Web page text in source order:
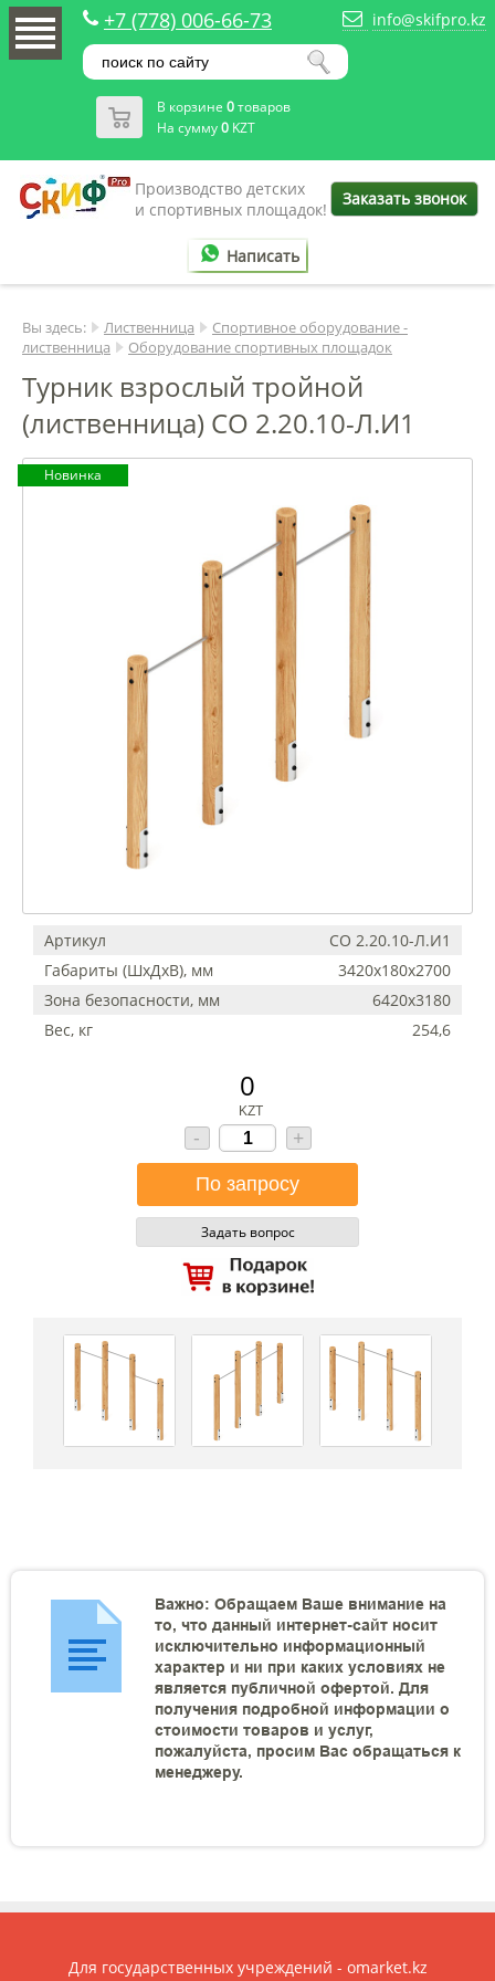
+7 (778) 006-66-73 info@skifpro.kz
В корзине 0товаров
На сумму0 KZT
Производство детских
и спортивных площадок!
Заказать звонок
Написать
Вы здесь: Лиственница
Спортивное оборудование -
лиственница
Оборудование спортивных площадок
Турник взрослый тройной
(лиственница) СО 2.20.10-Л.И1
Новинка
Артикул
СО 2.20.10-Л.И1
Габариты (ШхДхВ), мм
3420х180х2700
Зона безопасности, мм
6420х3180
Вес, кг
254,6
0
KZT
- +
Задать вопрос
Важно: Обращаем Ваше внимание на
то, что данный интернет-сайт носит
исключительно информационный
характер и ни при каких условиях не
является публичной офертой. Для
получения подробной информации о
стоимости товаров и услуг,
пожалуйста, просим Вас обращаться к
менеджеру.
Для государственных учреждений - omarket.kz